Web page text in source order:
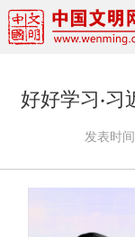
权威发布
文明培育
文明之光
好好学习·
发表时间